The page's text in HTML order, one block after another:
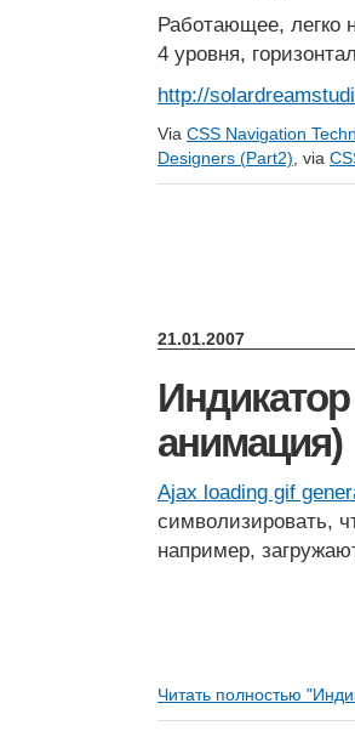
Работающее, легко
4 уровня,
http://
Via CSS Navigation
Designers (Part2), via
21.01.2007
Индикатор
анимация)
Ajax loading gif
символизировать,
например,
Читать полностью